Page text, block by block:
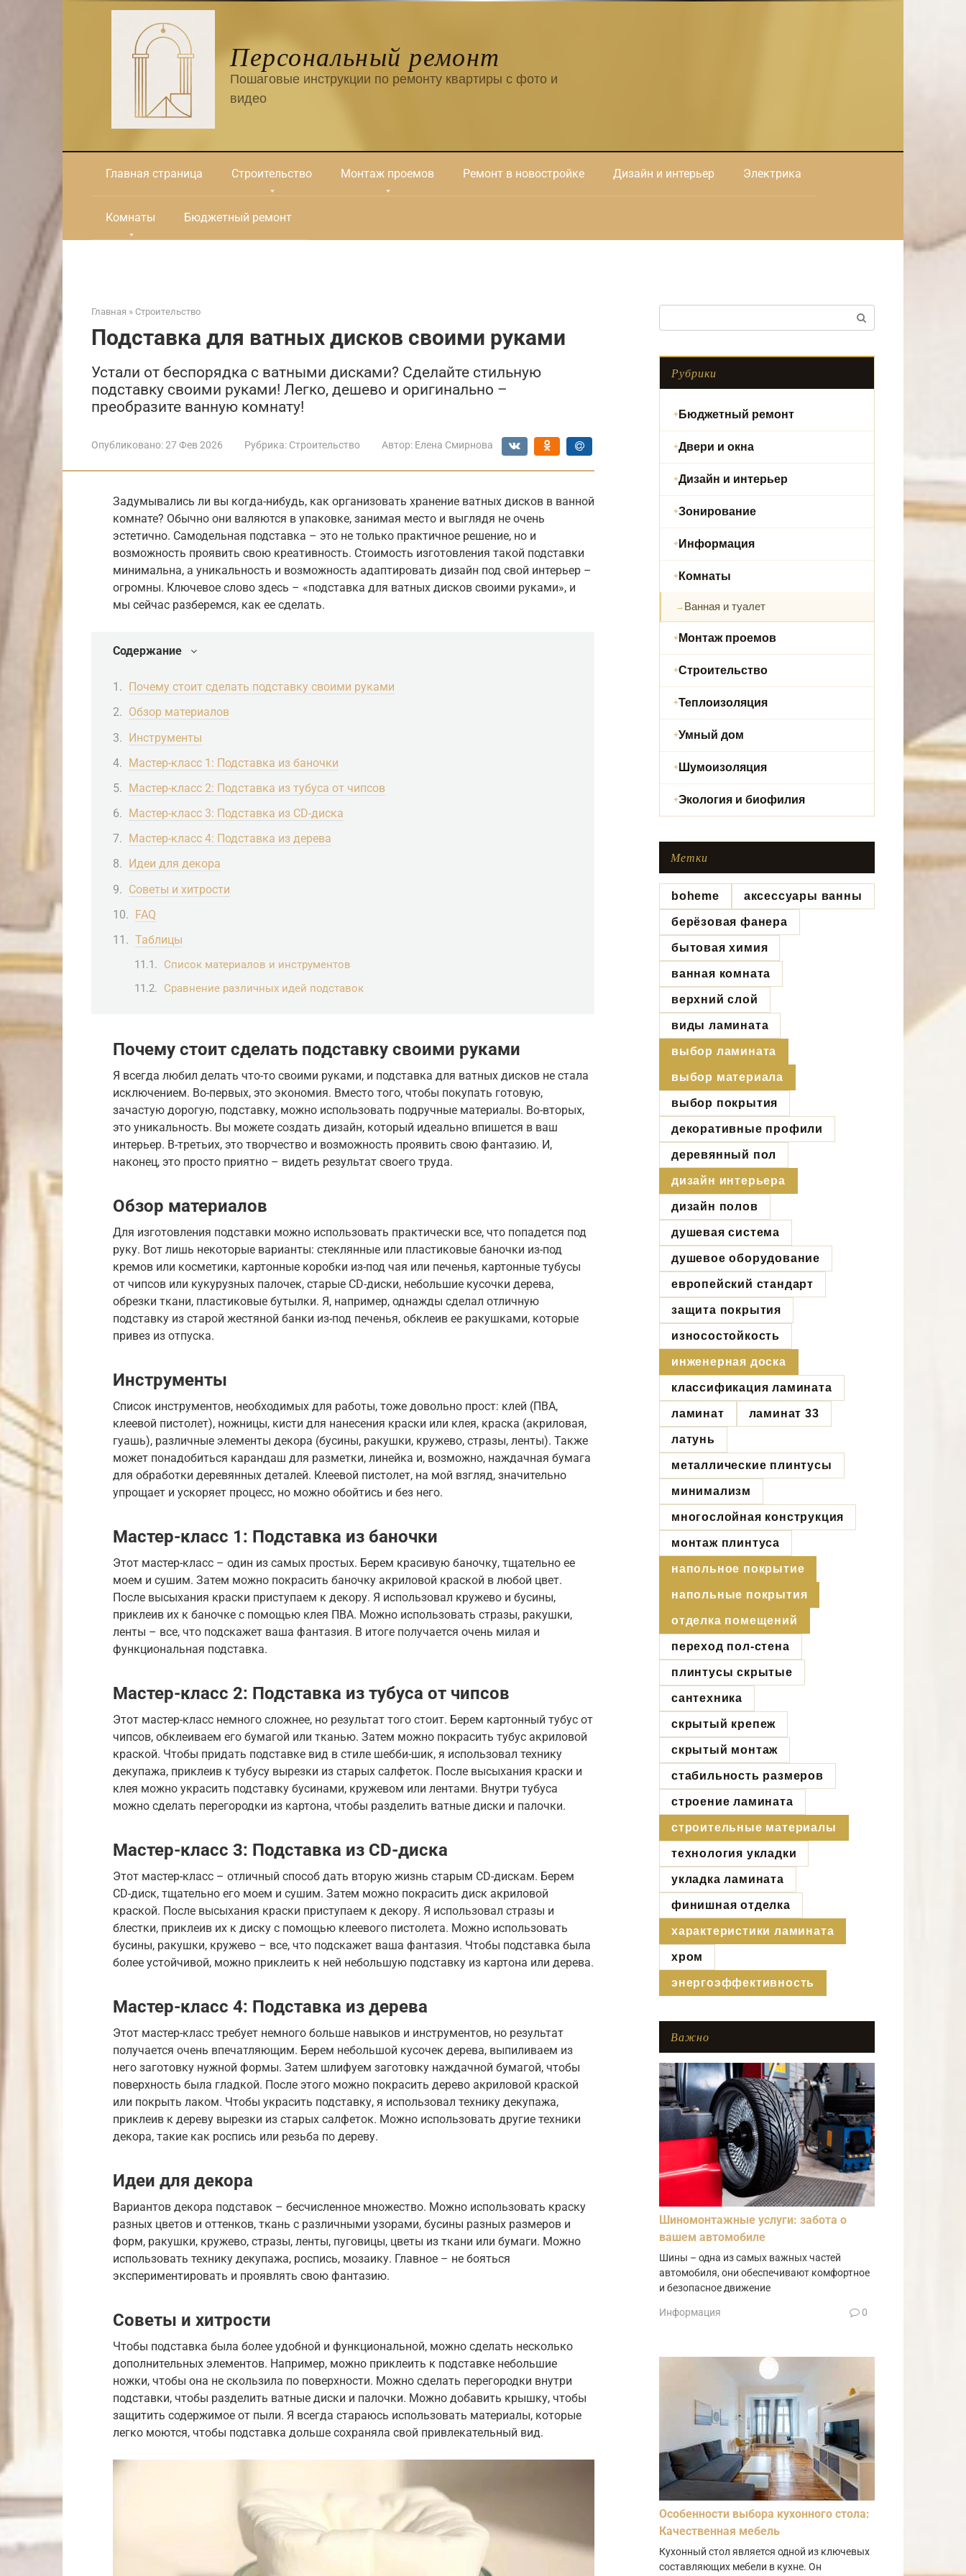
Персональный ремонт
Пошаговые инструкции по ремонту квартиры с фото и
видео
Главная страница Строительство Монтаж проемов Ремонт в новостройке Дизайн и интерьер Электрика
Комнаты Бюджетный ремонт
Главная » Строительство
Подставка для ватных дисков своими руками
Устали от беспорядка с ватными дисками? Сделайте стильную
подставку своими руками! Легко, дешево и оригинально –
преобразите ванную комнату!
Опубликовано:27 Фев 2026 Рубрика: Строительство Автор: Елена Смирнова
Задумывались ли вы когда-нибудь, как организовать хранение ватных дисков в ванной
комнате? Обычно они валяются в упаковке, занимая место и выглядя не очень
эстетично. Самодельная подставка – это не только практичное решение, но и
возможность проявить свою креативность. Стоимость изготовления такой подставки
минимальна, а уникальность и возможность адаптировать дизайн под свой интерьер –
огромны. Ключевое слово здесь – «подставка для ватных дисков своими руками», и
мы сейчас разберемся, как ее сделать.
Содержание
Почему стоит сделать подставку своими руками
Обзор материалов
Инструменты
Мастер-класс 1: Подставка из баночки
Мастер-класс 2: Подставка из тубуса от чипсов
Мастер-класс 3: Подставка из CD-диска
Мастер-класс 4: Подставка из дерева
Идеи для декора
Советы и хитрости
FAQ
Таблицы
Список материалов и инструментов
Сравнение различных идей подставок
Почему стоит сделать подставку своими руками
Я всегда любил делать что-то своими руками, и подставка для ватных дисков не стала
исключением. Во-первых, это экономия. Вместо того, чтобы покупать готовую,
зачастую дорогую, подставку, можно использовать подручные материалы. Во-вторых,
это уникальность. Вы можете создать дизайн, который идеально впишется в ваш
интерьер. В-третьих, это творчество и возможность проявить свою фантазию. И,
наконец, это просто приятно – видеть результат своего труда.
Обзор материалов
Для изготовления подставки можно использовать практически все, что попадется под
руку. Вот лишь некоторые варианты: стеклянные или пластиковые баночки из-под
кремов или косметики, картонные коробки из-под чая или печенья, картонные тубусы
от чипсов или кукурузных палочек, старые CD-диски, небольшие кусочки дерева,
обрезки ткани, пластиковые бутылки. Я, например, однажды сделал отличную
подставку из старой жестяной банки из-под печенья, обклеив ее ракушками, которые
привез из отпуска.
Инструменты
Список инструментов, необходимых для работы, тоже довольно прост: клей (ПВА,
клеевой пистолет), ножницы, кисти для нанесения краски или клея, краска (акриловая,
гуашь), различные элементы декора (бусины, ракушки, кружево, стразы, ленты). Также
может понадобиться карандаш для разметки, линейка и, возможно, наждачная бумага
для обработки деревянных деталей. Клеевой пистолет, на мой взгляд, значительно
упрощает и ускоряет процесс, но можно обойтись и без него.
Мастер-класс 1: Подставка из баночки
Этот мастер-класс – один из самых простых. Берем красивую баночку, тщательно ее
моем и сушим. Затем можно покрасить баночку акриловой краской в любой цвет.
После высыхания краски приступаем к декору. Я использовал кружево и бусины,
приклеив их к баночке с помощью клея ПВА. Можно использовать стразы, ракушки,
ленты – все, что подскажет ваша фантазия. В итоге получается очень милая и
функциональная подставка.
Мастер-класс 2: Подставка из тубуса от чипсов
Этот мастер-класс немного сложнее, но результат того стоит. Берем картонный тубус от
чипсов, обклеиваем его бумагой или тканью. Затем можно покрасить тубус акриловой
краской. Чтобы придать подставке вид в стиле шебби-шик, я использовал технику
декупажа, приклеив к тубусу вырезки из старых салфеток. После высыхания краски и
клея можно украсить подставку бусинами, кружевом или лентами. Внутри тубуса
можно сделать перегородки из картона, чтобы разделить ватные диски и палочки.
Мастер-класс 3: Подставка из CD-диска
Этот мастер-класс – отличный способ дать вторую жизнь старым CD-дискам. Берем
CD-диск, тщательно его моем и сушим. Затем можно покрасить диск акриловой
краской. После высыхания краски приступаем к декору. Я использовал стразы и
блестки, приклеив их к диску с помощью клеевого пистолета. Можно использовать
бусины, ракушки, кружево – все, что подскажет ваша фантазия. Чтобы подставка была
более устойчивой, можно приклеить к ней небольшую подставку из картона или дерева.
Мастер-класс 4: Подставка из дерева
Этот мастер-класс требует немного больше навыков и инструментов, но результат
получается очень впечатляющим. Берем небольшой кусочек дерева, выпиливаем из
него заготовку нужной формы. Затем шлифуем заготовку наждачной бумагой, чтобы
поверхность была гладкой. После этого можно покрасить дерево акриловой краской
или покрыть лаком. Чтобы украсить подставку, я использовал технику декупажа,
приклеив к дереву вырезки из старых салфеток. Можно использовать другие техники
декора, такие как роспись или резьба по дереву.
Идеи для декора
Вариантов декора подставок – бесчисленное множество. Можно использовать краску
разных цветов и оттенков, ткань с различными узорами, бусины разных размеров и
форм, ракушки, кружево, стразы, ленты, пуговицы, цветы из ткани или бумаги. Можно
использовать технику декупажа, роспись, мозаику. Главное – не бояться
экспериментировать и проявлять свою фантазию.
Советы и хитрости
Чтобы подставка была более удобной и функциональной, можно сделать несколько
дополнительных элементов. Например, можно приклеить к подставке небольшие
ножки, чтобы она не скользила по поверхности. Можно сделать перегородки внутри
подставки, чтобы разделить ватные диски и палочки. Можно добавить крышку, чтобы
защитить содержимое от пыли. Я всегда стараюсь использовать материалы, которые
легко моются, чтобы подставка дольше сохраняла свой привлекательный вид.
Рубрики
Бюджетный ремонт
Двери и окна
Дизайн и интерьер
Зонирование
Информация
Комнаты
Ванная и туалет
Монтаж проемов
Строительство
Теплоизоляция
Умный дом
Шумоизоляция
Экология и биофилия
Метки
boheme аксессуары ванны
берёзовая фанера
бытовая химия
ванная комната
верхний слой
виды ламината
выбор ламината
выбор материала
выбор покрытия
декоративные профили
деревянный пол
дизайн интерьера
дизайн полов
душевая система
душевое оборудование
европейский стандарт
защита покрытия
износостойкость
инженерная доска
классификация ламината
ламинат ламинат 33
латунь
металлические плинтусы
минимализм
многослойная конструкция
монтаж плинтуса
напольное покрытие
напольные покрытия
отделка помещений
переход пол-стена
плинтусы скрытые
сантехника
скрытый крепеж
скрытый монтаж
стабильность размеров
строение ламината
строительные материалы
технология укладки
укладка ламината
финишная отделка
характеристики ламината
хром
энергоэффективность
Важно
Шиномонтажные услуги: забота о
вашем автомобиле
Шины – одна из самых важных частей
автомобиля, они обеспечивают комфортное
и безопасное движение
Информация 0
Особенности выбора кухонного стола:
Качественная мебель
Кухонный стол является одной из ключевых
составляющих мебели в кухне. Он